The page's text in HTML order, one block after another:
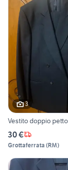
3
Vestito doppio petto
30 €
Grottaferrata (RM)